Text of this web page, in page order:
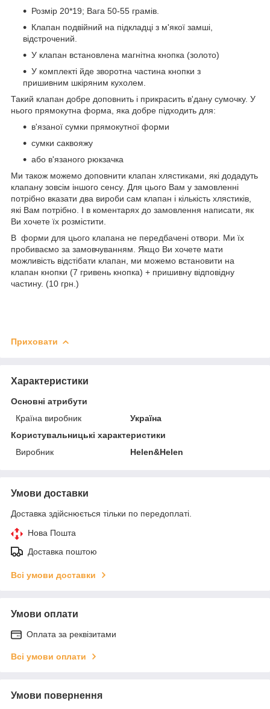
Розмір 20*19; Вага 50-55 грамів.
Клапан подвійний на підкладці з м'якої замші,
відстрочений.
У клапан встановлена магнітна кнопка (золото)
У комплекті йде зворотна частина кнопки з
пришивним шкіряним кухолем.
Такий клапан добре доповнить і прикрасить в'дану сумочку. У
нього прямокутна форма, яка добре підходить для:
в'язаної сумки прямокутної форми
сумки саквояжу
або в'язаного рюкзачка
Ми також можемо доповнити клапан хлястиками, які додадуть
клапану зовсім іншого сенсу. Для цього Вам у замовленні
потрібно вказати два вироби сам клапан і кількість хлястиків,
які Вам потрібно. І в коментарях до замовлення написати, як
Ви хочете їх розмістити.
В форми для цього клапана не передбачені отвори. Ми їх
пробиваємо за замовчуванням. Якщо Ви хочете мати
можливість відстібати клапан, ми можемо встановити на
клапан кнопки (7 гривень кнопка) + пришивну відповідну
частину. (10 грн.)
Приховати
Характеристики
Основні атрибути
Країна виробник
Україна
Користувальницькі характеристики
Виробник
Helen&Helen
Умови доставки
Доставка здійснюється тільки по передоплаті.
Нова Пошта
Доставка поштою
Всі умови доставки
Умови оплати
Оплата за реквізитами
Всі умови оплати
Умови повернення